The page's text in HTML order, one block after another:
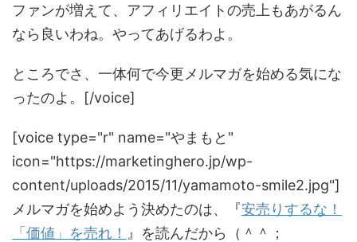
ファンが増えて、アフィリエイトの売上もあがるん
なら良いわね。やってあげるわよ。
ところでさ、一体何で今更メルマガを始める気にな
ったのよ。[/voice]
[voice type="r" name="やまもと"
icon="https://marketinghero.jp/wp-
content/uploads/2015/11/yamamoto-smile2.jpg"]
メルマガを始めよう決めたのは、『安売りするな！
「価値」を売れ！
』を読んだから（＾＾；